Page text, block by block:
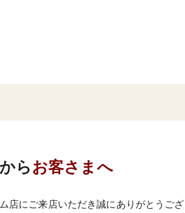
ら お客さまへ
店にご来店いただき誠にありがとうご